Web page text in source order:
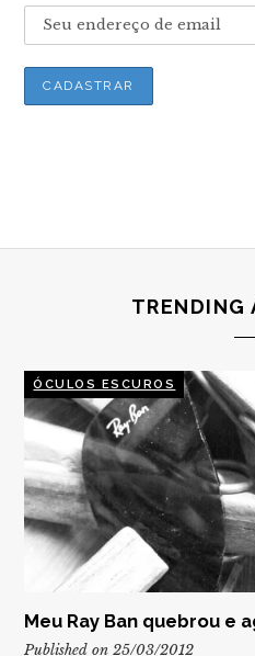
TRENDING
ÓCULOS ESCUROS
Meu Ray Ban quebrou e
Published on 25/03/2012